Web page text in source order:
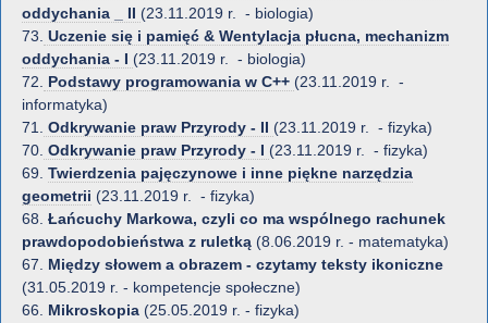
oddychania _ II (23.11.2019 r. - biologia)
73. Uczenie się i pamięć & Wentylacja płucna, mechanizm
oddychania - I (23.11.2019 r. - biologia)
72.
Podstawy programowania w C++ (23.11.2019 r. -
informatyka)
71.
Odkrywanie praw Przyrody - II (23.11.2019 r. - fizyka)
70. Odkrywanie praw Przyrody - I (23.11.2019 r. - fizyka)
69. Twierdzenia pajęczynowe i inne piękne narzędzia
geometrii (23.11.2019 r. - fizyka)
68. Łańcuchy Markowa, czyli co ma wspólnego rachunek
prawdopodobieństwa z ruletką (8.06.2019 r. - matematyka)
67. Między słowem a obrazem - czytamy teksty ikoniczne
(31.05.2019 r. - kompetencje społeczne)
66. Mikroskopia (25.05.2019 r. - fizyka)